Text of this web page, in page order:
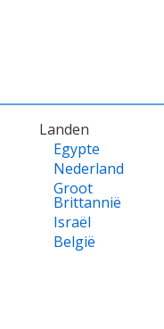
Landen
Egypte
Nederland
Groot
Brittannië
Israël
België